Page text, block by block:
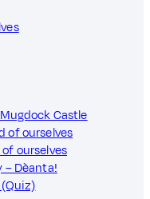
Castle
of ourselves
ourselves
– Dèanta!